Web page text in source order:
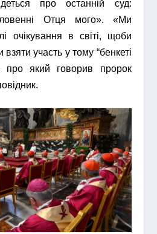
про останній суд:
Отця мого». «Ми
очікування в світі, щоби
участь у тому “бенкеті
про який говорив пророк